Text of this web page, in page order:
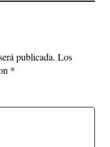
publicada. Los
*